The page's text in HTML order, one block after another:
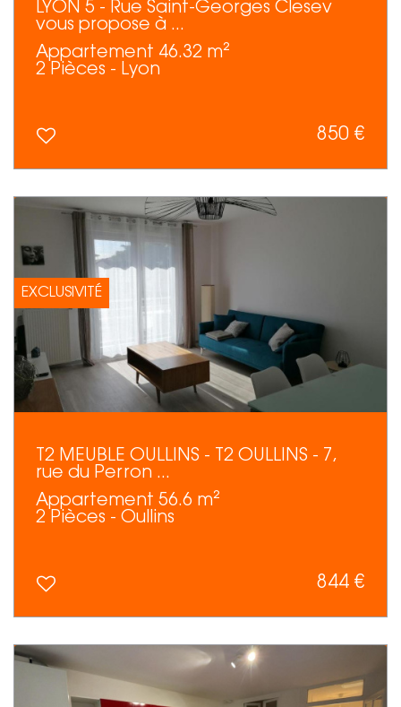
LYON 5 - Rue Saint-Georges Clesev
vous propose à ...
Appartement 46.32 m²
2 Pièces - Lyon
850 €
EXCLUSIVITÉ
T2 MEUBLE OULLINS - T2 OULLINS - 7,
rue du Perron ...
Appartement 56.6 m²
2 Pièces - Oullins
844 €